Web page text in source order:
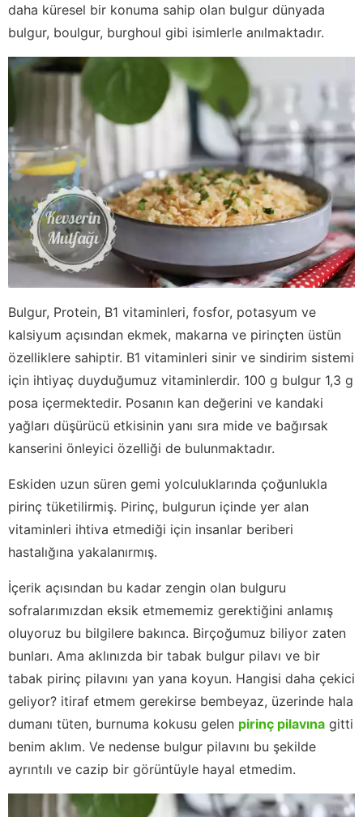
daha küresel bir konuma sahip olan bulgur dünyada
bulgur, boulgur, burghoul gibi isimlerle anılmaktadır.
Bulgur, Protein, B1 vitaminleri, fosfor, potasyum ve
kalsiyum açısından ekmek, makarna ve pirinçten üstün
özelliklere sahiptir. B1 vitaminleri sinir ve sindirim sistemi
için ihtiyaç duyduğumuz vitaminlerdir. 100 g bulgur 1,3 g
posa içermektedir. Posanın kan değerini ve kandaki
yağları düşürücü etkisinin yanı sıra mide ve bağırsak
kanserini önleyici özelliği de bulunmaktadır.
Eskiden uzun süren gemi yolculuklarında çoğunlukla
pirinç tüketilirmiş. Pirinç, bulgurun içinde yer alan
vitaminleri ihtiva etmediği için insanlar beriberi
hastalığına yakalanırmış.
İçerik açısından bu kadar zengin olan bulguru
sofralarımızdan eksik etmememiz gerektiğini anlamış
oluyoruz bu bilgilere bakınca. Birçoğumuz biliyor zaten
bunları. Ama aklınızda bir tabak bulgur pilavı ve bir
tabak pirinç pilavını yan yana koyun. Hangisi daha çekici
geliyor? itiraf etmem gerekirse bembeyaz, üzerinde hala
dumanı tüten, burnuma kokusu gelen pirinç pilavına gitti
benim aklım. Ve nedense bulgur pilavını bu şekilde
ayrıntılı ve cazip bir görüntüyle hayal etmedim.